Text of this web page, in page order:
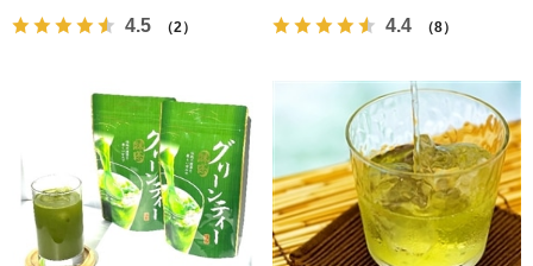
4.5 （2） 4.4 （8）